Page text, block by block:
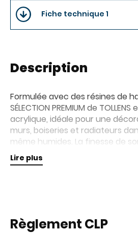
Description
Formulée avec des résines de
SÉLECTION PREMIUM de
acrylique, idéale pour une
murs, boiseries et radiateurs
même humides. La finesse de
profondeur de chaque teinte.
améliore l'efficacité de votre
Lire plus
Fiche technique 1
Règlement CLP